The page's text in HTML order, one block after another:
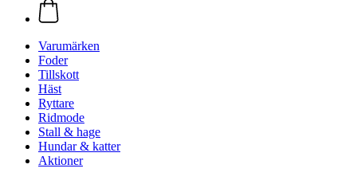
Varumärken
Foder
Tillskott
Häst
Ryttare
Ridmode
Stall & hage
Hundar & katter
Aktioner